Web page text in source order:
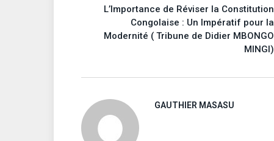
L’Importance de Réviser la Constitution
Congolaise : Un Impératif pour la
Modernité ( Tribune de Didier MBONGO
MINGI)
GAUTHIER MASASU